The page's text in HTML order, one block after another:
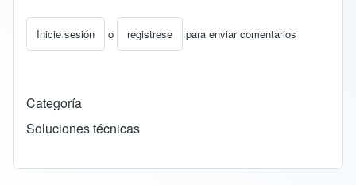
Inicie sesión o registrese para enviar comentarios
Categoría
Soluciones técnicas